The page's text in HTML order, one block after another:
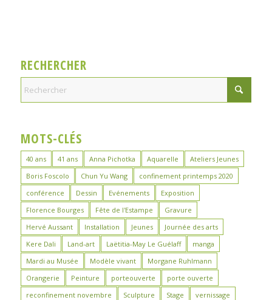
RECHERCHER
MOTS-CLÉS
40 ans 41 ans Anna Pichotka Aquarelle
Ateliers Jeunes
Boris Foscolo
Chun Yu Wang
confinement printemps 2020
conférence
Dessin Evénements
Exposition
Florence Bourges
Fête de l'Estampe
Gravure
Hervé Aussant
Installation Jeunes
Journée des arts
Kere Dali
Land-art Laëtitia-May Le Guélaff
manga
Mardi au Musée
Modèle vivant
Morgane Ruhlmann
Orangerie
Peinture porteouverte
porte ouverte
reconfinement novembre
Sculpture Stage
vernissage